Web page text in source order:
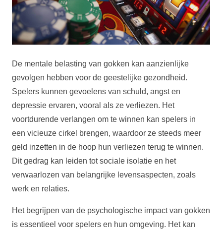
De mentale belasting van gokken kan aanzienlijke
gevolgen hebben voor de geestelijke gezondheid.
Spelers kunnen gevoelens van schuld, angst en
depressie ervaren, vooral als ze verliezen. Het
voortdurende verlangen om te winnen kan spelers in
een vicieuze cirkel brengen, waardoor ze steeds meer
geld inzetten in de hoop hun verliezen terug te winnen.
Dit gedrag kan leiden tot sociale isolatie en het
verwaarlozen van belangrijke levensaspecten, zoals
werk en relaties.
Het begrijpen van de psychologische impact van gokken
is essentieel voor spelers en hun omgeving. Het kan